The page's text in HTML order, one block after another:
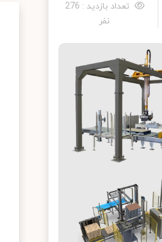
تعداد بازدید : 276
نفر